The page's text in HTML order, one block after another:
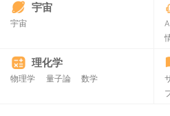
宇宙
宇宙
理化学
物理学 量子論 数学